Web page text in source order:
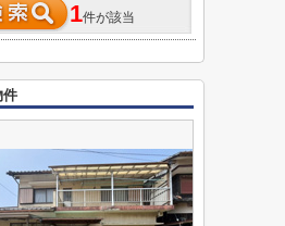
1件が該当
件